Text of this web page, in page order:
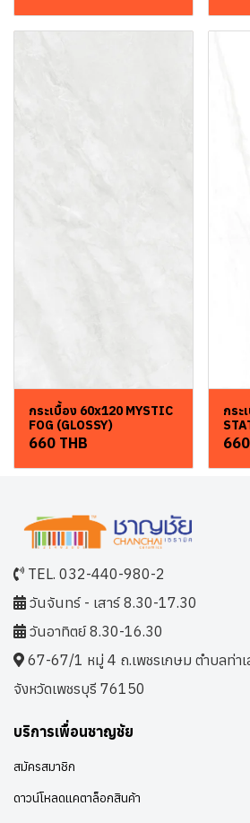
กระเบื้อง 60x120 MYSTIC
FOG (GLOSSY)
660 THB
กระ
TEL. 032-440-980-2
วันจันทร์ - เสาร์ 8.30-17.30
วันอาทิตย์ 8.30-16.30
67-67/1 หมู่ 4 ถ.เพชรเกษม ตำบลท่าเ
จังหวัดเพชรบุรี 76150
บริการเพื่อนชาญชัย
สมัครสมาชิก
ดาวน์โหลดแคตาล็อกสินค้า